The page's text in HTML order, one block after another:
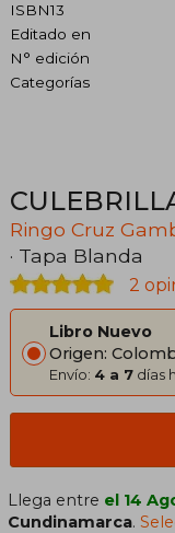
ISBN13
Editado en
N° edición
Categorías
Ringo Cruz
· Tapa Blanda
2
Libro Nuevo
Origen:
Envío: 4 a 7 días
Llega entre el 14
Cundinamarca.